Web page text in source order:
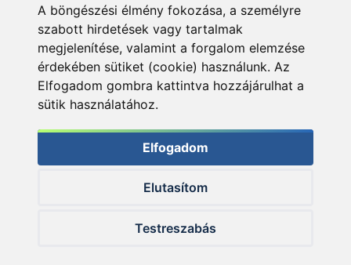
A böngészési élmény fokozása, a személyre
szabott hirdetések vagy tartalmak
megjelenítése, valamint a forgalom elemzése
érdekében sütiket (cookie) használunk. Az
Elfogadom gombra kattintva hozzájárulhat a
sütik használatához.
Elfogadom
Elutasítom
Testreszabás